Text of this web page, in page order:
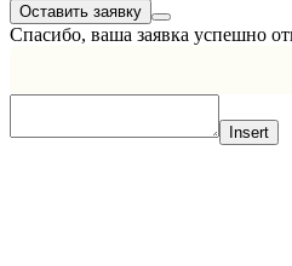
Спасибо, ваша заявка успешно
Insert